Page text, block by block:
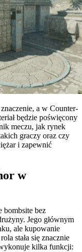
a w Counter-
będzie poświęcony
meczu, jak rynek
graczy oraz czy
i zapewnić
w
bombsite bez
Jego głównym
ale kupowanie
stała się znacznie
kilka funkcji: